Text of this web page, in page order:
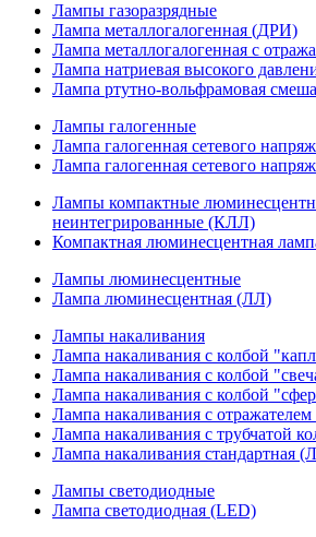
Лампы газоразрядные
Лампа металлогалогенная (ДРИ)
Лампа металлогалогенная с
Лампа натриевая высокого
Лампа ртутно-вольфрамовая
Лампы галогенные
Лампа галогенная сетевого
Лампа галогенная сетевого
Лампы компактные
неинтегрированные (КЛЛ)
Компактная люминесцентная
Лампы люминесцентные
Лампа люминесцентная (ЛЛ)
Лампы накаливания
Лампа накаливания с колбой
Лампа накаливания с колбой
Лампа накаливания с колбой
Лампа накаливания с
Лампа накаливания с трубчатой
Лампа накаливания
Лампы светодиодные
Лампа светодиодная (LED)